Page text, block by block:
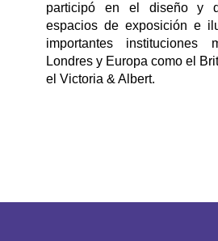
participó en el diseño y
espacios de exposición e
importantes instituciones
Londres y Europa como el
el Victoria & Albert.